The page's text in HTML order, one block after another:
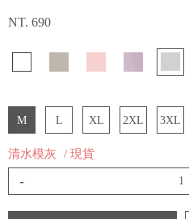
NT. 690
M L XL 2XL 3XL
清水模灰 / 現貨
-